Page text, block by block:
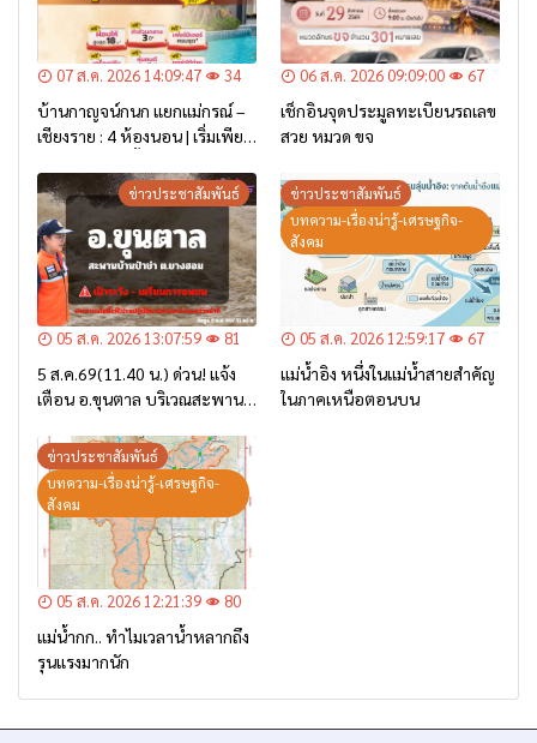
07 ส.ค. 2026 14:09:47 34
บ้านกาญจน์กนก แยกแม่กรณ์ –
เชียงราย : 4 ห้องนอน | เริ่มเพียง
06 ส.ค. 2026 09:09:00 67
เช็กอินจุดประมูลทะเบียนรถเลข
สวย หมวด ขจ
ข่าวประชาสัมพันธ์
05 ส.ค. 2026 13:07:59 81
5 ส.ค.69(11.40 น.) ด่วน! แจ้ง
เตือน อ.ขุนตาล บริเวณสะพาน
– เตรียมการอพยพ”
ข่าวประชาสัมพันธ์
บทความ-เรื่องน่ารู้-เศรษฐกิจ-
สังคม
05 ส.ค. 2026 12:59:17 67
แม่น้ำอิง หนึ่งในแม่น้ำสายสำคัญ
ในภาคเหนือตอนบน
ข่าวประชาสัมพันธ์
บทความ-เรื่องน่ารู้-เศรษฐกิจ-
สังคม
05 ส.ค. 2026 12:21:39 80
แม่น้ำกก.. ทำไมเวลาน้ำหลากถึง
รุนแรงมากนัก